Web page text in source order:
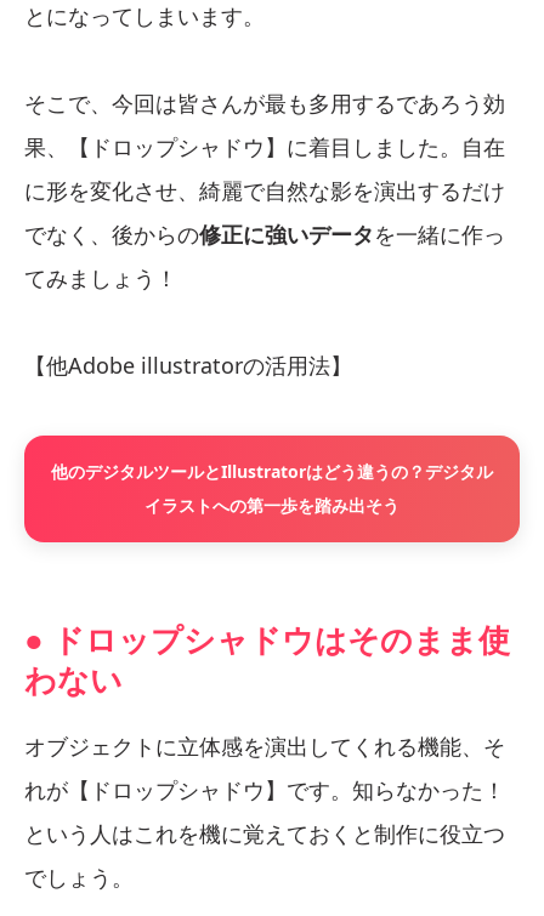
とになってしまいます。
そこで、今回は皆さんが最も多用するであろう効
果、【ドロップシャドウ】に着目しました。自在
に形を変化させ、綺麗で自然な影を演出するだけ
でなく、後からの修正に強いデータを一緒に作っ
てみましょう！
【他Adobe illustratorの活用法】
他のデジタルツールとIllustratorはどう違うの？デジタル
イラストへの第一歩を踏み出そう
● ドロップシャドウはそのまま使
わない
オブジェクトに立体感を演出してくれる機能、そ
れが【ドロップシャドウ】です。知らなかった！
という人はこれを機に覚えておくと制作に役立つ
でしょう。